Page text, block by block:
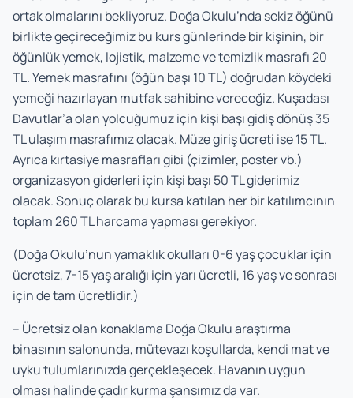
ortak olmalarını bekliyoruz. Doğa Okulu’nda sekiz öğünü
birlikte geçireceğimiz bu kurs günlerinde bir kişinin, bir
öğünlük yemek, lojistik, malzeme ve temizlik masrafı 20
TL. Yemek masrafını (öğün başı 10 TL) doğrudan köydeki
yemeği hazırlayan mutfak sahibine vereceğiz. Kuşadası
Davutlar’a olan yolcuğumuz için kişi başı gidiş dönüş 35
TL ulaşım masrafımız olacak. Müze giriş ücreti ise 15 TL.
Ayrıca kırtasiye masrafları gibi (çizimler, poster vb.)
organizasyon giderleri için kişi başı 50 TL giderimiz
olacak. Sonuç olarak bu kursa katılan her bir katılımcının
toplam 260 TL harcama yapması gerekiyor.
(Doğa Okulu’nun yamaklık okulları 0-6 yaş çocuklar için
ücretsiz, 7-15 yaş aralığı için yarı ücretli, 16 yaş ve sonrası
için de tam ücretlidir.)
– Ücretsiz olan konaklama Doğa Okulu araştırma
binasının salonunda, mütevazı koşullarda, kendi mat ve
uyku tulumlarınızda gerçekleşecek. Havanın uygun
olması halinde çadır kurma şansımız da var.